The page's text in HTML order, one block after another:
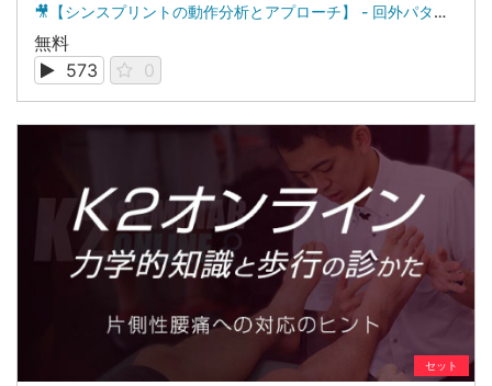
🎥【シンスプリントの動作分析とアプローチ】 - 回外パターン編 - サンプル動画
無料
573
0
セット